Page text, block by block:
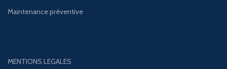
Maintenance préventive
MENTIONS LEGALES